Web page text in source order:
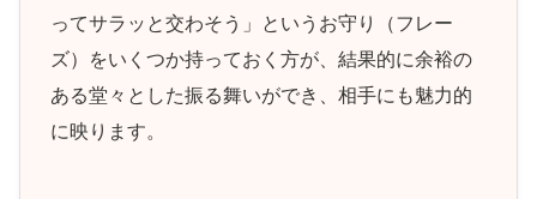
ってサラッと交わそう」というお守り（フレー
ズ）をいくつか持っておく方が、結果的に余裕の
ある堂々とした振る舞いができ、相手にも魅力的
に映ります。